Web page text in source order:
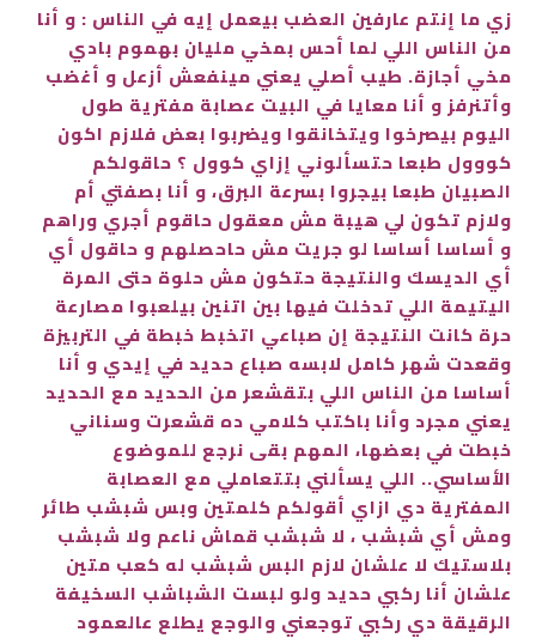
زي ما إنتم عارفين العضب بيعمل إيه في الناس : و أنا
من الناس اللي لما أحس بمخي مليان بهموم بادي
مخي أجازة. طيب أصلي يعني مينفعش أزعل و أغضب
وأتنرفز و أنا معايا في البيت عصابة مفترية طول
اليوم بيصرخوا ويتخانقوا ويضربوا بعض فلازم اكون
كووول طبعا حتسألوني إزاي كوول ؟ حاقولكم
الصبيان طبعا بيجروا بسرعة البرق، و أنا بصفتي أم
ولازم تكون لي هيبة مش معقول حاقوم أجري وراهم
و أساسا أساسا لو جريت مش حاحصلهم و حاقول أي
أي الديسك والنتيجة حتكون مش حلوة حتى المرة
اليتيمة اللي تدخلت فيها بين اتنين بيلعبوا مصارعة
حرة كانت النتيجة إن صباعي اتخبط خبطة في التربيزة
وقعدت شهر كامل لابسه صباع حديد في إيدي و أنا
أساسا من الناس اللي بتقشعر من الحديد مع الحديد
يعني مجرد وأنا باكتب كلامي ده قشعرت وسناني
خبطت في بعضها، المهم بقى نرجع للموضوع
الأساسي.. اللي يسألني بتتعاملي مع العصابة
المفترية دي ازاي أقولكم كلمتين وبس شبشب طائر
ومش أي شبشب ، لا شبشب قماش ناعم ولا شبشب
بلاستيك لا علشان لازم البس شبشب له كعب متين
علشان أنا ركبي حديد ولو لبست الشباشب السخيفة
الرقيقة دي ركبي توجعني والوجع يطلع عالعمود